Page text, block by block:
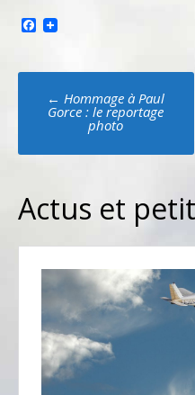
Facebook
Poste
navigation
← Hommage à Paul
Gorce : le reportage
photo
Actus et